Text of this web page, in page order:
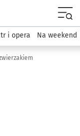
Wydarzenia
i opera Na weekend